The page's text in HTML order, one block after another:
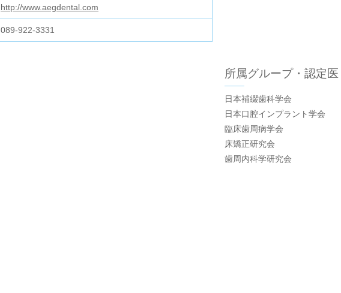
http://www.aegdental.com
089-922-3331
所属グループ・認定医
日本補綴歯科学会
日本口腔インプラント学会
臨床歯周病学会
床矯正研究会
歯周内科学研究会